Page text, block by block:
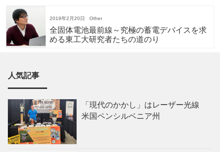
2019年2月20日 Other
全固体電池最前線～究極の蓄電デバイスを求
める東工大研究者たちの道のり
人気記事
「現代のかかし」はレーザー光線
米国ペンシルベニア州